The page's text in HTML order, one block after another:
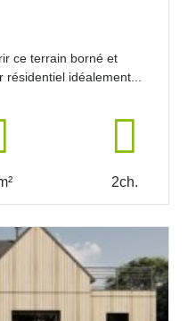
ce terrain borné et
idéalement...
2ch.